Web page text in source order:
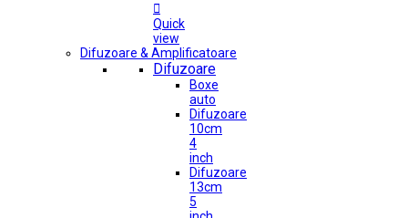

Quick
view
Difuzoare & Amplificatoare
Difuzoare
Boxe
auto
Difuzoare
10cm
4
inch
Difuzoare
13cm
5